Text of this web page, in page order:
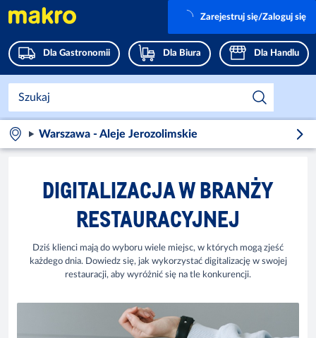
Dla Gastronomii Dla Biura Dla Handlu
Zarejestruj się/Zaloguj się
Warszawa - Aleje Jerozolimskie
DIGITALIZACJA W BRANŻY
RESTAURACYJNEJ
Dziś klienci mają do wyboru wiele miejsc, w których mogą zjeść
każdego dnia. Dowiedz się, jak wykorzystać digitalizację w swojej
restauracji, aby wyróżnić się na tle konkurencji.